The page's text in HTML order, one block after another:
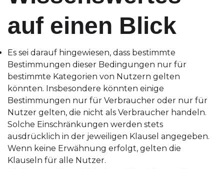
auf einen Blick
Es sei darauf hingewiesen, dass bestimmte
Bestimmungen dieser Bedingungen nur für
bestimmte Kategorien von Nutzern gelten
könnten. Insbesondere könnten einige
Bestimmungen nur für Verbraucher oder nur für
Nutzer gelten, die nicht als Verbraucher handeln.
Solche Einschränkungen werden stets
ausdrücklich in der jeweiligen Klausel angegeben.
Wenn keine Erwähnung erfolgt, gelten die
Klauseln für alle Nutzer.